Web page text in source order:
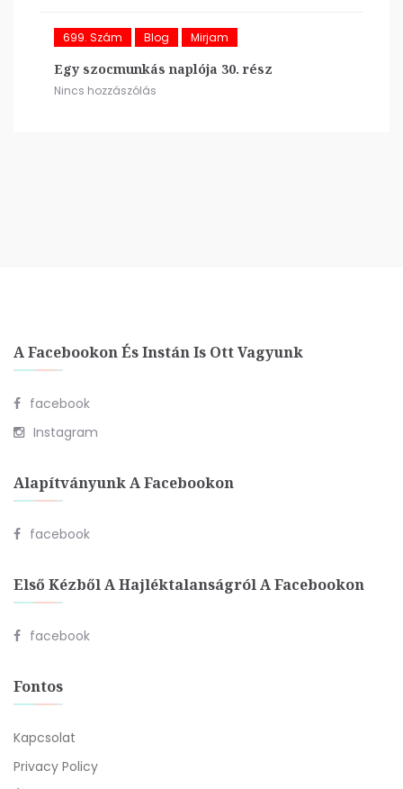
699. Szám Blog Mirjam
Egy szocmunkás naplója 30. rész
Nincs hozzászólás
A Facebookon És Instán Is Ott Vagyunk
facebook
Instagram
Alapítványunk A Facebookon
facebook
Első Kézből A Hajléktalanságról A Facebookon
facebook
Fontos
Kapcsolat
Privacy Policy